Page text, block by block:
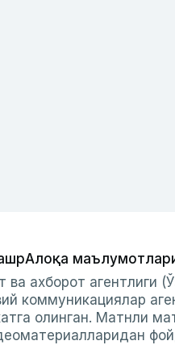
Алоқа
ахборот агентлиги
коммуникациялар
олинган. Матнли